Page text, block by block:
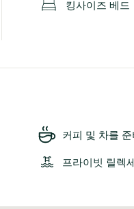
킹사이즈 베드
커피 및 차를
프라이빗 릴렉